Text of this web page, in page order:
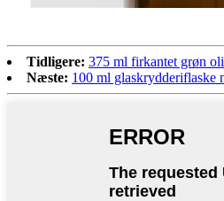
Tidligere: 375 ml firkantet grøn
Næste: 100 ml glaskrydderiflaske